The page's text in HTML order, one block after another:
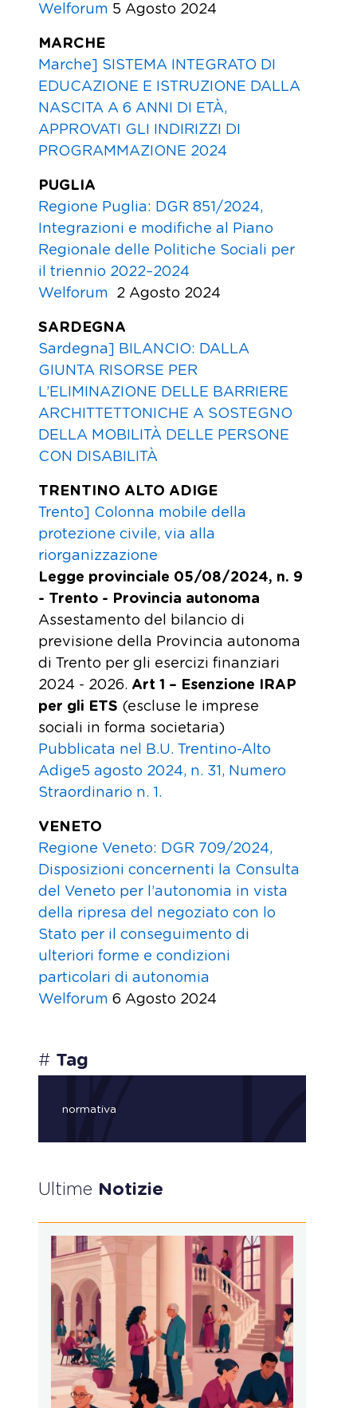
Welforum 5 Agosto 2024
MARCHE
Marche] SISTEMA INTEGRATO DI
EDUCAZIONE E ISTRUZIONE DALLA
NASCITA A 6 ANNI DI ETÀ,
APPROVATI GLI INDIRIZZI DI
PROGRAMMAZIONE 2024
PUGLIA
Regione Puglia: DGR 851/2024,
Integrazioni e modifiche al Piano
Regionale delle Politiche Sociali per
il triennio 2022–2024
Welforum
2 Agosto 2024
SARDEGNA
Sardegna] BILANCIO: DALLA
GIUNTA RISORSE PER
L’ELIMINAZIONE DELLE BARRIERE
ARCHITTETTONICHE A SOSTEGNO
DELLA MOBILITÀ DELLE PERSONE
CON DISABILITÀ
TRENTINO ALTO ADIGE
Trento] Colonna mobile della
protezione civile, via alla
riorganizzazione
Legge provinciale 05/08/2024, n. 9
- Trento - Provincia autonoma
Assestamento del bilancio di
previsione della Provincia autonoma
di Trento per gli esercizi finanziari
2024 - 2026. Art 1 – Esenzione IRAP
per gli ETS (escluse le imprese
sociali in forma societaria)
Pubblicata nel B.U. Trentino-Alto
Adige5 agosto 2024, n. 31, Numero
Straordinario n. 1.
VENETO
Regione Veneto: DGR 709/2024,
Disposizioni concernenti la Consulta
del Veneto per l’autonomia in vista
della ripresa del negoziato con lo
Stato per il conseguimento di
ulteriori forme e condizioni
particolari di autonomia
Welforum 6 Agosto 2024
# Tag
normativa
Ultime Notizie